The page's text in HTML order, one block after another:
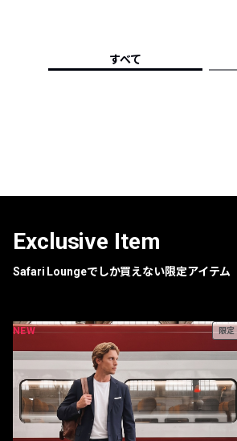
人気
フォー
すべて
Exclusive Item
Safari Loungeでしか買えない限定アイテム
NEW 限定